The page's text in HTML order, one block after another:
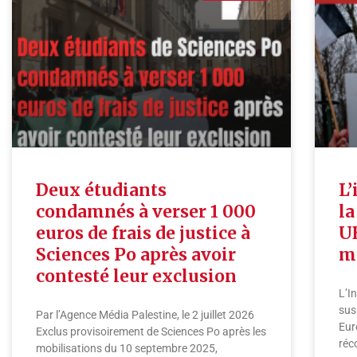
Deux étudiants
condamnés à verser 1 000
euros de frais de justice à
Sciences Po après avoir
contesté leur exclusion
Par l’Agence Média Palestine, le 2 juillet 2026
Exclus provisoirement de Sciences Po après les
mobilisations du 10 septembre 2025,